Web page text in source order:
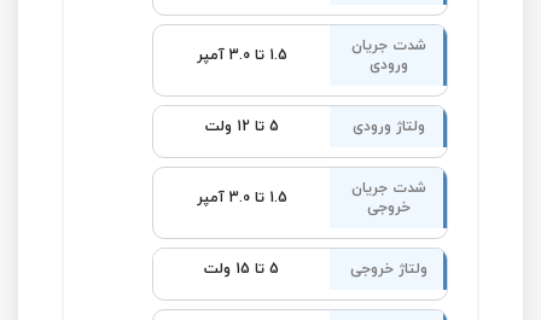
شدت جریان
ورودی
1.5 تا 3.0 آمپر
ولتاژ ورودی 5 تا 12 ولت
شدت جریان
خروجی
1.5 تا 3.0 آمپر
ولتاژ خروجی 5 تا 15 ولت